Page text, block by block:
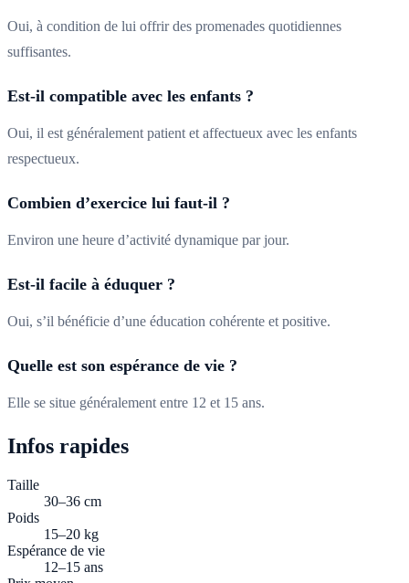
Oui, à condition de lui offrir des promenades quotidiennes
suffisantes.
Est-il compatible avec les enfants ?
Oui, il est généralement patient et affectueux avec les enfants
respectueux.
Combien d’exercice lui faut-il ?
Environ une heure d’activité dynamique par jour.
Est-il facile à éduquer ?
Oui, s’il bénéficie d’une éducation cohérente et positive.
Quelle est son espérance de vie ?
Elle se situe généralement entre 12 et 15 ans.
Infos rapides
Taille
30–36 cm
Poids
15–20 kg
Espérance de vie
12–15 ans